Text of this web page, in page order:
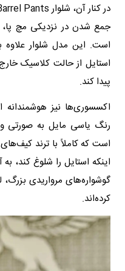
جمع شدن در نزدیکی مچ پا،
است. این مدل شلوار علاوه
استایل از حالت کلاسیک
پیدا کند.
اکسسوری‌ها نیز
اینکه استایل را شلوغ کند،
گوشواره‌های مرواریدی
کرده‌اند.